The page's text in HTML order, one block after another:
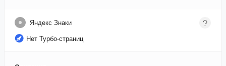
Яндекс Знаки
Нет Турбо-страниц